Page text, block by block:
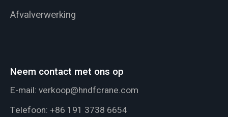
Afvalverwerking
Neem contact met ons op
E-mail: verkoop@hndfcrane.com
Telefoon: +86 191 3738 6654